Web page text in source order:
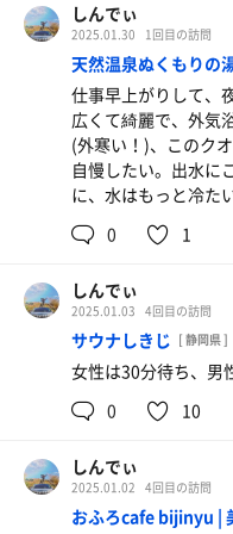
しんでぃ
2025.01.30 1回目の訪問
天然温泉ぬくもりの
仕事早上がりして、
広くて綺麗で、外気
(外寒い！)、このク
自慢したい。出水に
に、水はもっと冷た
0
1
しんでぃ
2025.01.03 4回目の訪問
サウナしきじ [ 静岡県 ]
女性は30分待ち、男
0
10
しんでぃ
2025.01.02 4回目の訪問
おふろcafe bijinyu |